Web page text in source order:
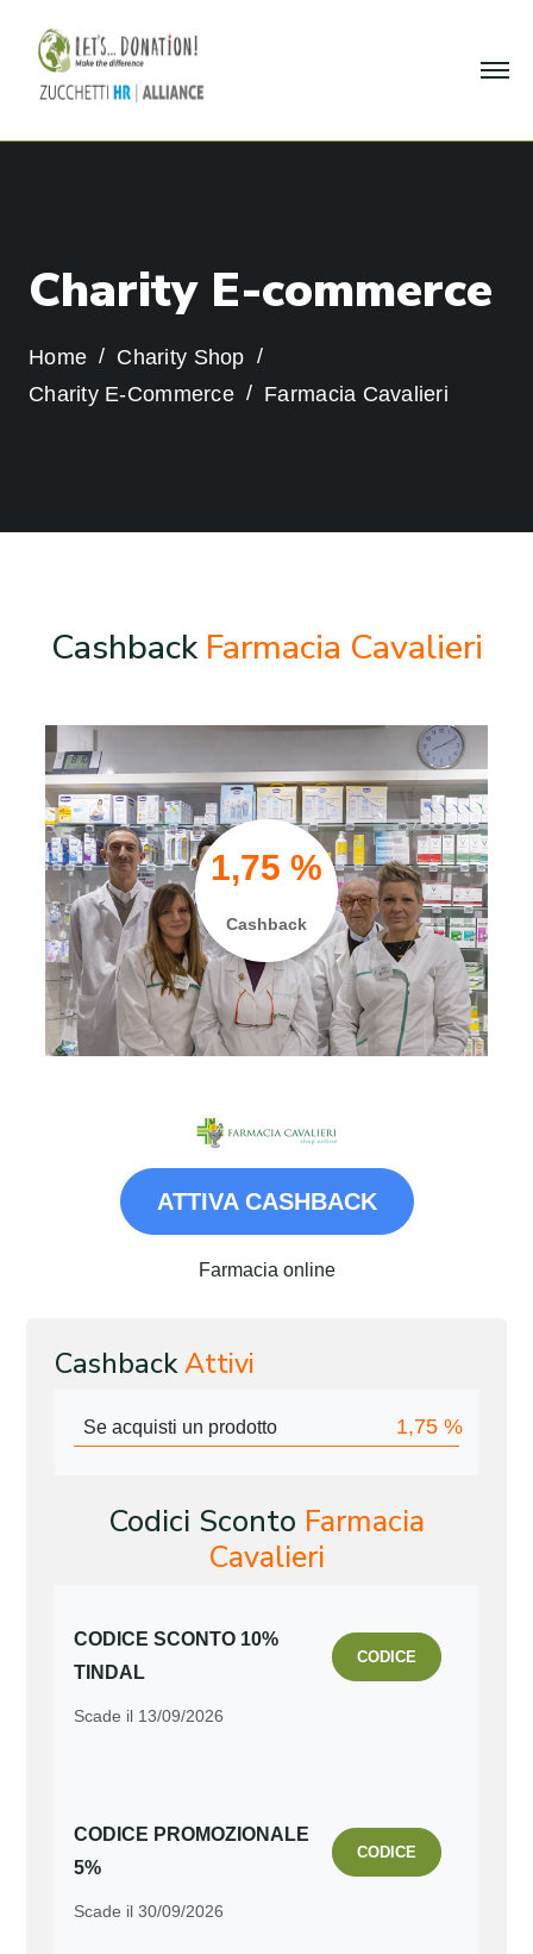
Charity E-commerce
Home
Charity Shop
Charity E-Commerce
Farmacia Cavalieri
Cashback Farmacia Cavalieri
1,75 %
Cashback
ATTIVA CASHBACK
Farmacia online
CashbackAttivi
Se acquisti un prodotto 1,75 %
Codici Sconto Farmacia
Cavalieri
CODICE SCONTO 10%
TINDAL
CODICE
Scade il 13/09/2026
CODICE PROMOZIONALE
5%
CODICE
Scade il 30/09/2026